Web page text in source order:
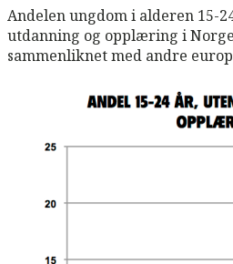
Andelen ungdom i alderen 15-
utdanning og opplæring i
sammenliknet med andre